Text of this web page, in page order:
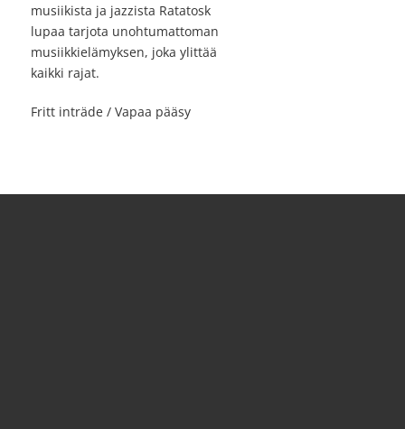
musiikista ja jazzista Ratatosk
lupaa tarjota unohtumattoman
musiikkielämyksen, joka ylittää
kaikki rajat.
Fritt inträde / Vapaa pääsy